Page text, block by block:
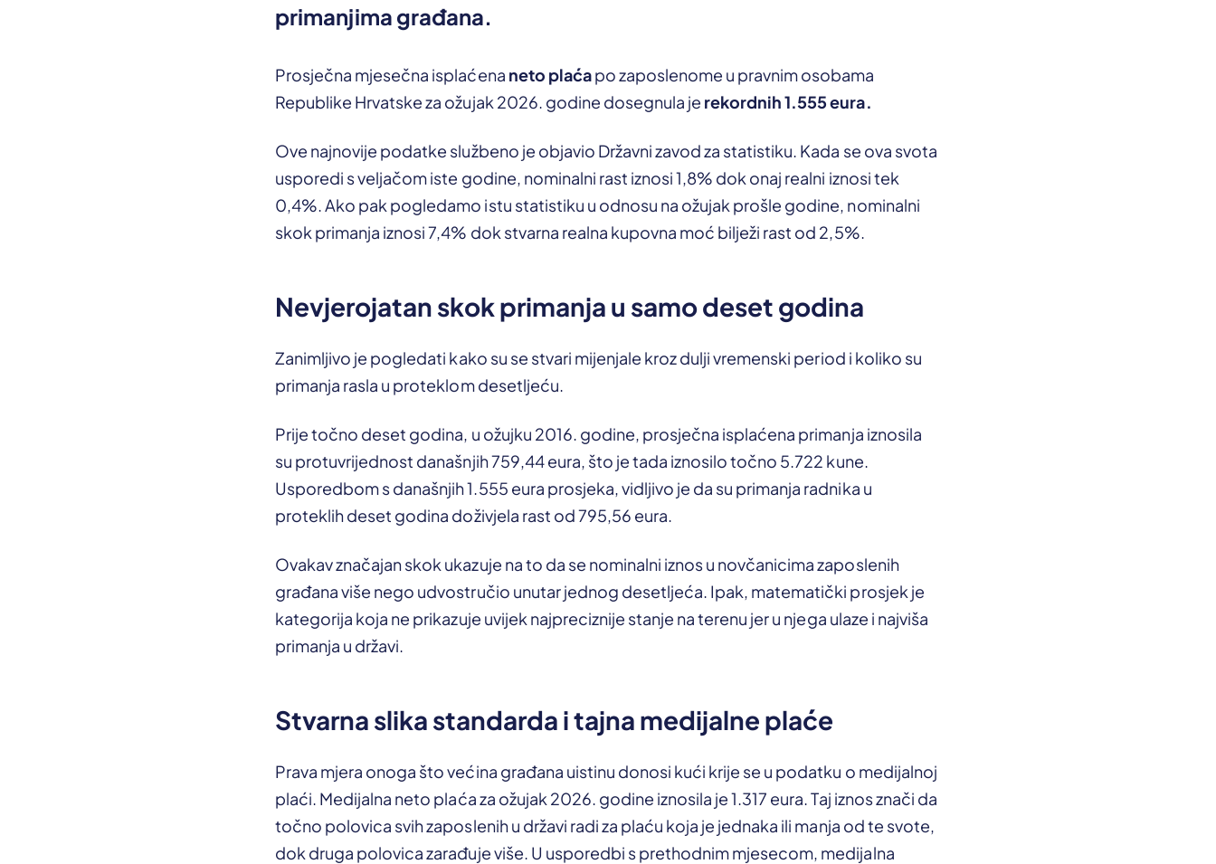
primanjima građana.
Prosječna mjesečna isplaćena neto plaćapo zaposlenome u pravnim osobama
Republike Hrvatske za ožujak 2026. godine dosegnula je rekordnih 1.555 eura.
Ove najnovije podatke službeno je objavio Državni zavod za statistiku. Kada se ova svota
usporedi s veljačom iste godine, nominalni rast iznosi 1,8% dok onaj realni iznosi tek
0,4%. Ako pak pogledamo istu statistiku u odnosu na ožujak prošle godine, nominalni
skok primanja iznosi 7,4% dok stvarna realna kupovna moć bilježi rast od 2,5%.
Nevjerojatan skok primanja u samo deset godina
Zanimljivo je pogledati kako su se stvari mijenjale kroz dulji vremenski period i koliko su
primanja rasla u proteklom desetljeću.
Prije točno deset godina, u ožujku 2016. godine, prosječna isplaćena primanja iznosila
su protuvrijednost današnjih 759,44 eura, što je tada iznosilo točno 5.722 kune.
Usporedbom s današnjih 1.555 eura prosjeka, vidljivo je da su primanja radnika u
proteklih deset godina doživjela rast od 795,56 eura.
Ovakav značajan skok ukazuje na to da se nominalni iznos u novčanicima zaposlenih
građana više nego udvostručio unutar jednog desetljeća. Ipak, matematički prosjek je
kategorija koja ne prikazuje uvijek najpreciznije stanje na terenu jer u njega ulaze i najviša
primanja u državi.
Stvarna slika standarda i tajna medijalne plaće
Prava mjera onoga što većina građana uistinu donosi kući krije se u podatku o medijalnoj
plaći. Medijalna neto plaća za ožujak 2026. godine iznosila je 1.317 eura. Taj iznos znači da
točno polovica svih zaposlenih u državi radi za plaću koja je jednaka ili manja od te svote,
dok druga polovica zarađuje više. U usporedbi s prethodnim mjesecom, medijalna